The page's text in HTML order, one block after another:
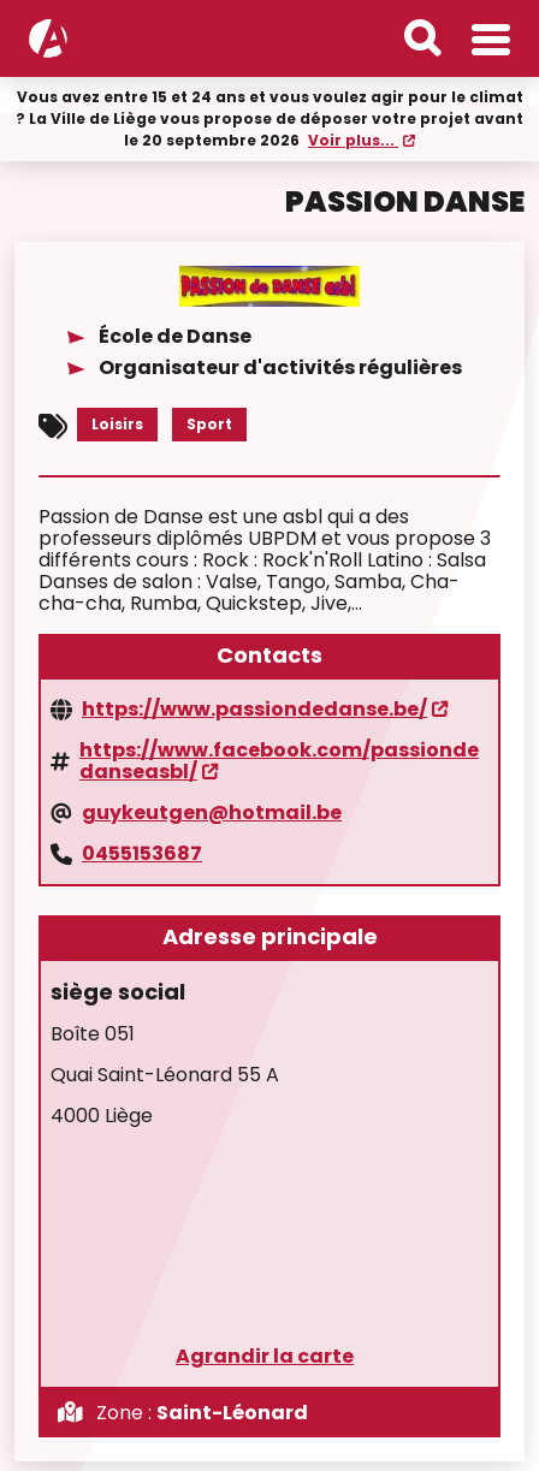
Vous avez entre 15 et 24 ans et vous voulez agir pour le climat
? La Ville de Liège vous propose de déposer votre projet avant
le 20 septembre 2026 Voir plus...
PASSION DANSE
École de Danse
Organisateur d'activités régulières
Loisirs Sport
Passion de Danse est une asbl qui a des
professeurs diplômés UBPDM et vous propose 3
différents cours : Rock : Rock'n'Roll Latino : Salsa
Danses de salon : Valse, Tango, Samba, Cha-
cha-cha, Rumba, Quickstep, Jive,...
Contacts
https://www.passiondedanse.be/
https://www.facebook.com/passionde
danseasbl/
guykeutgen@hotmail.be
0455153687
Adresse principale
siège social
Boîte 051
Quai Saint-Léonard 55 A
4000 Liège
Agrandir la carte
Zone : Saint-Léonard